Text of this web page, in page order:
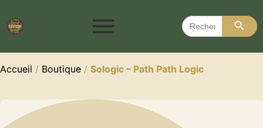
Search
for:
Search
Accueil / Boutique / Sologic – Path Path Logic